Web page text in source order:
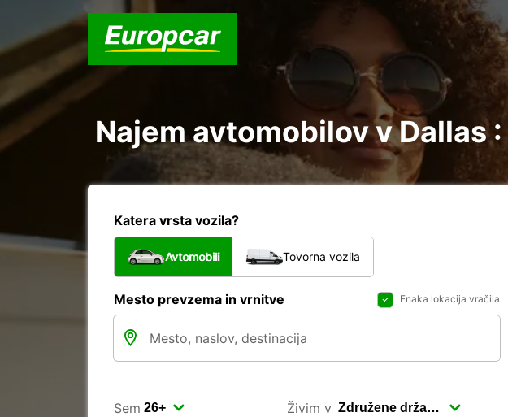
Najem avtomobilov v Dallas
Katera vrsta vozila?
Avtomobili Tovorna vozila
Mesto prevzema in vrnitve Enaka lokacija vračila
Sem Živim v